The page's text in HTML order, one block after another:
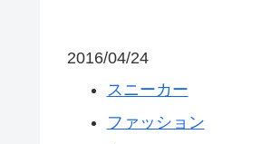
2016/04/24
スニーカー
ファッション